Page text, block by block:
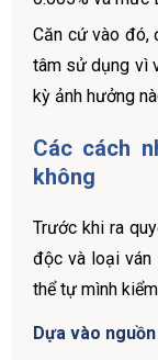
Căn cứ vào đó,
tâm sử dụng vì
kỳ ảnh hưởng
Các cách
không
Trước khi ra
độc và loại ván
thể tự mình
Dựa vào